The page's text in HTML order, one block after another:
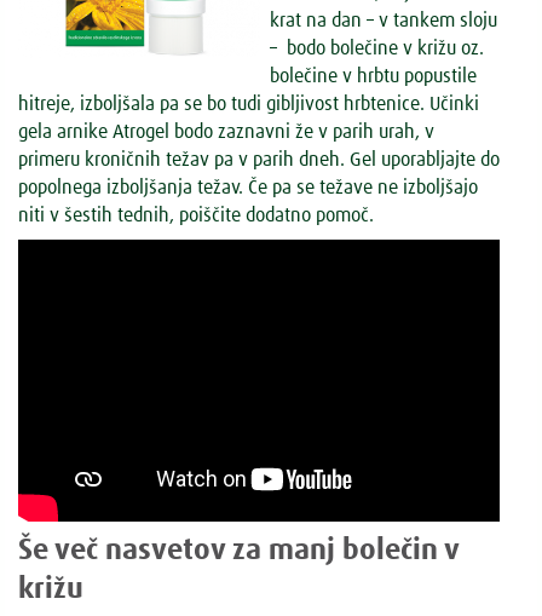
krat na dan – v tankem sloju
– bodo bolečine v križu oz.
bolečine v hrbtu popustile
hitreje, izboljšala pa se bo tudi gibljivost hrbtenice. Učinki
gela arnike Atrogel bodo zaznavni že v parih urah, v
primeru kroničnih težav pa v parih dneh. Gel uporabljajte do
popolnega izboljšanja težav. Če pa se težave ne izboljšajo
niti v šestih tednih, poiščite dodatno pomoč.
Še več nasvetov za manj bolečin v
križu